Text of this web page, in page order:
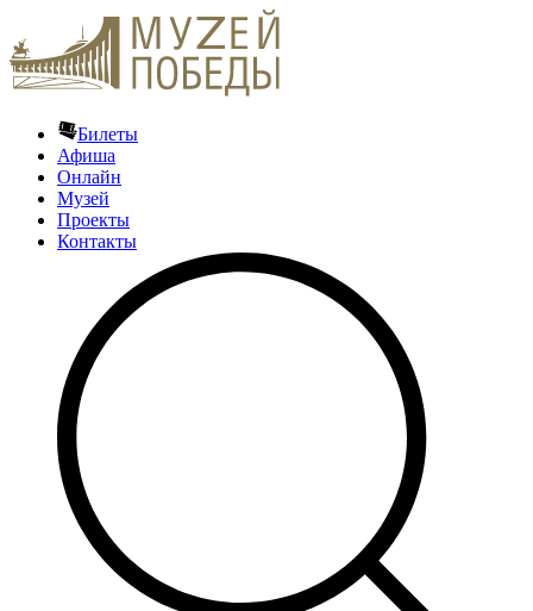
Билеты
Афиша
Онлайн
Музей
Проекты
Контакты